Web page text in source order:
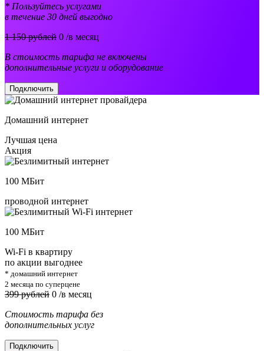
* Пользуйтесь услугами
в течение 30 дней выгодно
1 150 рублей 0 /в месяц
В стоимость тарифа не включены
дополнительные услуги и оборудование
Подключить
Домашний интернет
Лучшая цена
Акция
100 МБит
проводной интернет
100 МБит
Wi-Fi в квартиру
по акции выгоднее
* домашний интернет
2 месяца по суперцене
399 рублей 0 /в месяц
Стоимость тарифа без
дополнительных услуг
Подключить